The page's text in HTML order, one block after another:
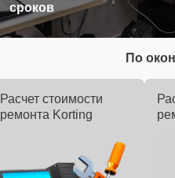
сроков
По
Расчет стоимости
ремонта Korting